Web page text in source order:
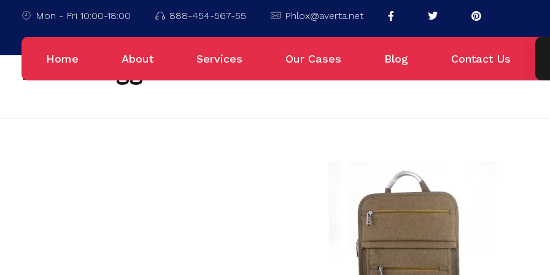
Mon - Fri 10:00-18:00 888-454-567-55 Phlox@averta.net
Home About Services Our Cases Blog Contact Us
Home Sumatra Selatan
Posts tagged: Sumatra Selatan